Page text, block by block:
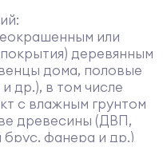
или
деревянным
дома, половые
др.), в том числе
с влажным грунтом
древесины (ДВП,
брус, фанера и др.)